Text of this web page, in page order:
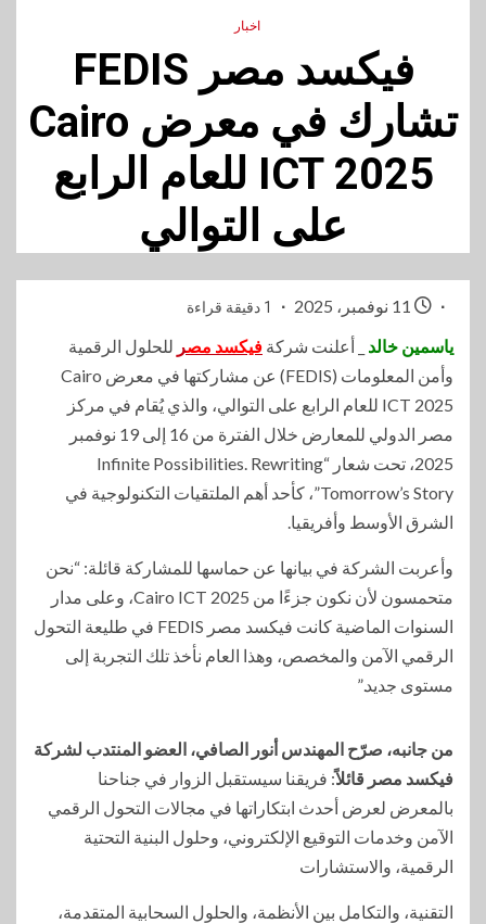
اخبار
فيكسد مصر FEDIS
تشارك في معرض Cairo
ICT 2025 للعام الرابع
على التوالي
1 دقيقة قراءة
ياسمين خالد _ أعلنت شركة فيكسد مصر للحلول الرقمية
وأمن المعلومات (FEDIS) عن مشاركتها في معرض Cairo
ICT 2025 للعام الرابع على التوالي، والذي يُقام في مركز
مصر الدولي للمعارض خلال الفترة من 16 إلى 19 نوفمبر
2025، تحت شعار “Infinite Possibilities. Rewriting
Tomorrow’s Story”، كأحد أهم الملتقيات التكنولوجية في
الشرق الأوسط وأفريقيا.
وأعربت الشركة في بيانها عن حماسها للمشاركة قائلة: “نحن
متحمسون لأن نكون جزءًا من Cairo ICT 2025، وعلى مدار
السنوات الماضية كانت فيكسد مصر FEDIS في طليعة التحول
الرقمي الآمن والمخصص، وهذا العام نأخذ تلك التجربة إلى
مستوى جديد.”
من جانبه، صرّح المهندس أنور الصافي، العضو المنتدب لشركة
فيكسد مصر قائلاً: فريقنا سيستقبل الزوار في جناحنا
بالمعرض لعرض أحدث ابتكاراتها في مجالات التحول الرقمي
الآمن وخدمات التوقيع الإلكتروني، وحلول البنية التحتية
الرقمية، والاستشارات
التقنية، والتكامل بين الأنظمة، والحلول السحابية المتقدمة،